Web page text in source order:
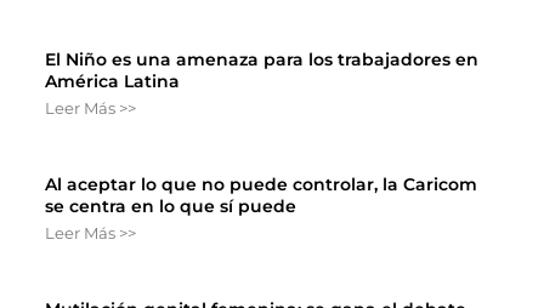
El Niño es una amenaza para los trabajadores en
América Latina
Leer Más >>
Al aceptar lo que no puede controlar, la Caricom
se centra en lo que sí puede
Leer Más >>